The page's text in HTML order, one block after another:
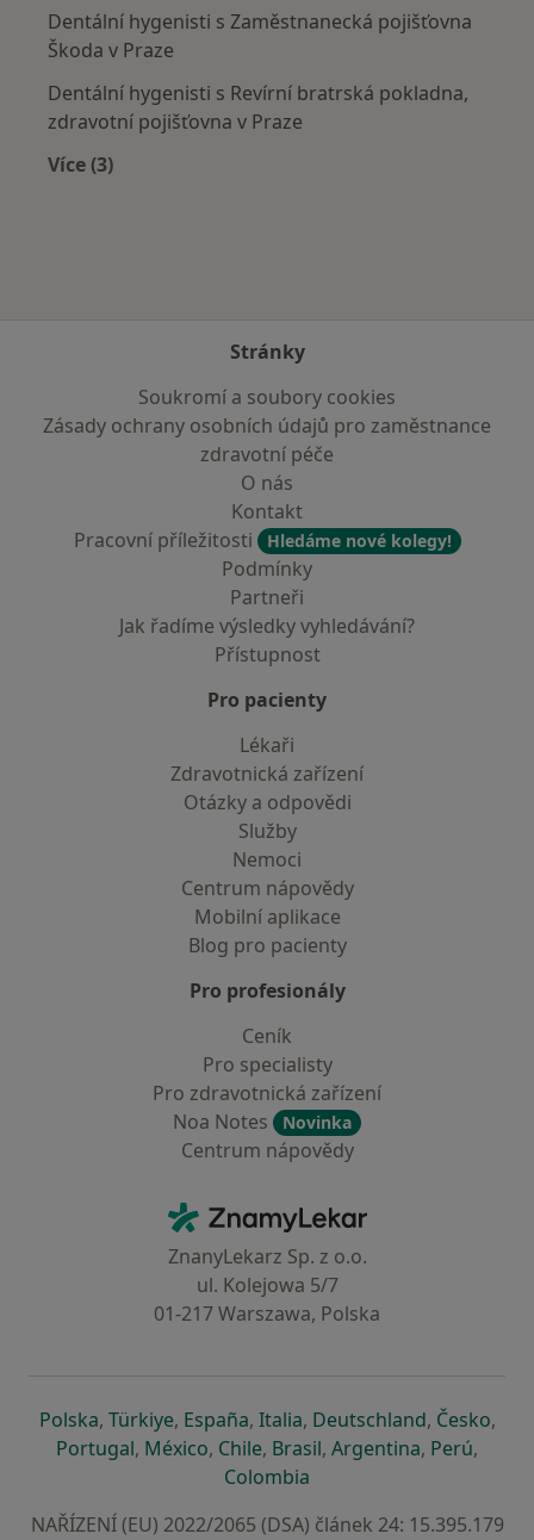
Dentální hygenisti s Zaměstnanecká pojišťovna
Škoda v Praze
Dentální hygenisti s Revírní bratrská pokladna,
zdravotní pojišťovna v Praze
Více (3)
Stránky
Soukromí a soubory cookies
Zásady ochrany osobních údajů pro zaměstnance
zdravotní péče
O nás
Kontakt
Pracovní příležitosti
Hledáme nové kolegy!
Podmínky
Partneři
Jak řadíme výsledky vyhledávání?
Přístupnost
Pro pacienty
Lékaři
Zdravotnická zařízení
Otázky a odpovědi
Služby
Nemoci
Centrum nápovědy
Mobilní aplikace
Blog pro pacienty
Pro profesionály
Ceník
Pro specialisty
Pro zdravotnická zařízení
Noa Notes
Novinka
Centrum nápovědy
ZnamyLekar - Hlavní stránka
ZnanyLekarz Sp. z o.o.
ul. Kolejowa 5/7
01-217 Warszawa, Polska
Polskase otevře v nové záložce
, Türkiyese otevře v nové záložce
, Españase otevře v nové záložce
, Italiase otevře v nové záložce
, Deutschlandse otevře v
, Českose
,
Portugalse otevře v nové záložce
, Méxicose otevře v nové záložce
, Chilese otevře v nové záložce
, Brasilse otevře v nové
, Argentinase otevře v
, Perúse
,
Colombia
NAŘÍZENÍ (EU) 2022/2065 (DSA) článek 24: 15.395.179